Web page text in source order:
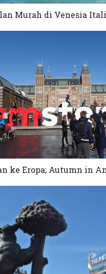
Murah di Venesia
ke Eropa; Autumn in